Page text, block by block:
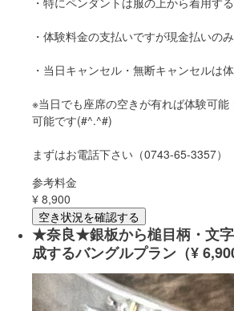
・体験料金の支払いですが現金払いのみ
・当日キャンセル・無断キャンセルは
※当日でも座席の空きが有れば体験可能
可能です(#^.^#)
まずはお電話下さい（0743-65-3357
参考料金
¥ 8,900
空き状況を確認する
★奈良★銀板から槌目柄・文
成するバングルプラン（¥